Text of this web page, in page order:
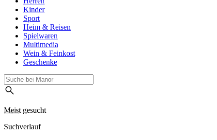
Kinder
Sport
Heim & Reisen
Spielwaren
Multimedia
Wein & Feinkost
Geschenke
Meist gesucht
Suchverlauf